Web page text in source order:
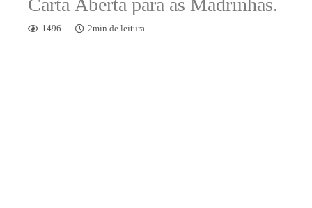
Carta Aberta para as Madrinhas.
1496 2min de leitura